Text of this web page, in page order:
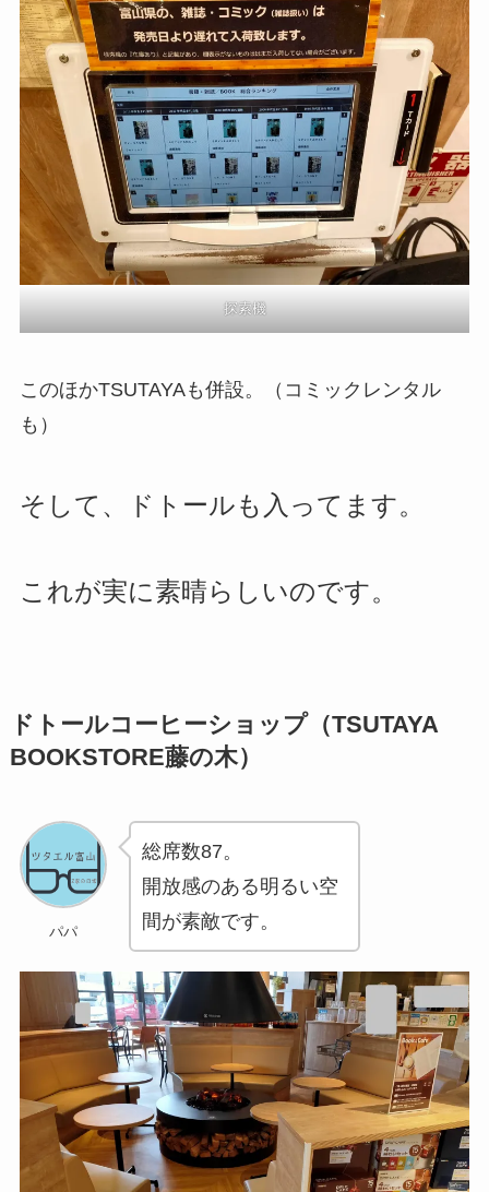
探索機
このほかTSUTAYAも併設。（コミックレンタル
も）
そして、ドトールも入ってます。
これが実に素晴らしいのです。
ドトールコーヒーショップ（TSUTAYA
BOOKSTORE藤の木）
パパ
総席数87。
開放感のある明るい空
間が素敵です。